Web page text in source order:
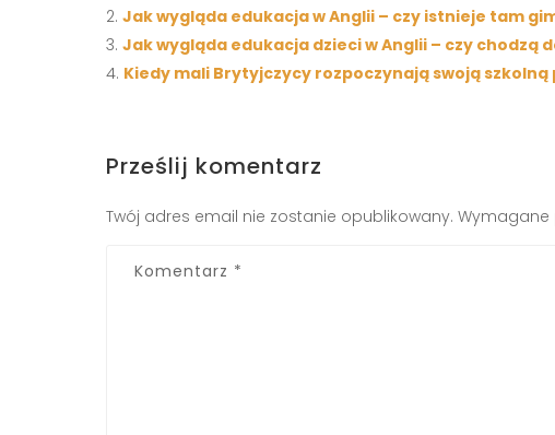
Jak wygląda edukacja w Anglii – czy istnieje tam
Jak wygląda edukacja dzieci w Anglii – czy chodzą
Kiedy mali Brytyjczycy rozpoczynają swoją szkolną
Prześlij komentarz
Twój adres email nie zostanie opublikowany. Wymagane